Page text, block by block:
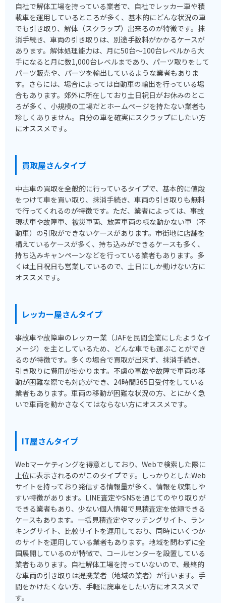
自社で解体工場を持っている業者で、自社でレッカー車や積
載車を運用しているところが多く、基本的にどんな状況の車
でも引き取り、解体（スクラップ）出来るのが特徴です。抹
消手続き、車両の引き取りは、別途手数料がかかるケースが
あります。解体処理能力は、月に50台～100台レベルから大
手になると月に数1,000台レベルまであり、パーツ取りをして
パーツ販売や、パーツを輸出しているような業者もありま
す。さらには、場合によっては自動車の輸出を行っている場
合もあります。郊外に所在しており土日祝日がお休みのとこ
ろが多く、小規模の工場だとホームページを持たない業者も
珍しくありません。自分の車を確実にスクラップにしたい方
にオススメです。
買取屋さんタイプ
中古車の買取を全般的に行っているタイプで、基本的に値段
をつけて車を買い取り、抹消手続き、車両の引き取りも無料
で行ってくれるのが特徴です。ただ、業者によっては、事故
現状車や故障車、被災車両、放置車両の様な動かない車（不
動車）の引取ができないケースがあります。市街地に店舗を
構えているケースが多く、持ち込みができるケースも多く、
持ち込みキャンペーンなどを行っている業者もあります。多
くは土日祝日も営業しているので、土日にしか動けない方に
オススメです。
レッカー屋さんタイプ
事故車や故障車のレッカー業（JAFを民間企業にしたようなイ
メージ）を主としているため、どんな車でも運ぶことができ
るのが特徴です。多くの場合で買取が出来ず、抹消手続き、
引き取りに費用が掛かります。不慮の事故や故障で車両の移
動が困難な際でも対応ができ、24時間365日受付をしている
業者もあります。車両の移動が困難な状況の方、とにかく急
いで車両を動かさなくてはならない方にオススメです。
IT屋さんタイプ
Webマーケティングを得意としており、Webで検索した際に
上位に表示されるのがこのタイプです。しっかりとしたWeb
サイトを持っており発信する情報量が多く、情報を収集しや
すい特徴があります。LINE査定やSNSを通じてのやり取りが
できる業者もあり、少ない個人情報で見積査定を依頼できる
ケースもあります。一括見積査定やマッチングサイト、ラン
キングサイト、比較サイトを運用しており、同時にいくつか
のサイトを運用している業者もあります。地域を問わずに全
国展開しているのが特徴で、コールセンターを設置している
業者もあります。自社解体工場を持っていないので、最終的
な車両の引き取りは提携業者（地域の業者）が行います。手
間をかけたくない方、手軽に廃車をしたい方にオススメで
す。